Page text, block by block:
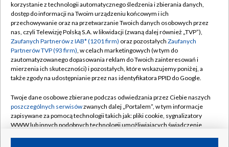
TVP
Abonament TVP
Emisja w TVP
Centrum informacji TVP
Naziemna Telewizja Cyfrowa
Rada Programowa
System NOS
Informacje o nadawcy
Regulamin TVP
Polityka prywatności
Moje zgody
Pomoc
Kontakt
Kanały
korzystanie z technologii automatycznego śledzenia i zbierania danych,
dostęp do informacji na Twoim urządzeniu końcowym i ich
przechowywanie oraz na przetwarzanie Twoich danych osobowych przez
nas, czyli Telewizję Polską S.A. w likwidacji (zwaną dalej również „TVP”),
Zaufanych Partnerów z IAB* (1201 firm) oraz pozostałych Zaufanych
Partnerów TVP (93 firm), w celach marketingowych (w tym do
zautomatyzowanego dopasowania reklam do Twoich zainteresowań i
mierzenia ich skuteczności) i pozostałych, które wskazujemy poniżej, a
także zgody na udostępnianie przez nas identyfikatora PPID do Google.
Twoje dane osobowe zbierane podczas odwiedzania przez Ciebie naszych
poszczególnych serwisówzwanych dalej „Portalem”, w tym informacje
zapisywane za pomocą technologii takich jak: pliki cookie, sygnalizatory
WWW lub innych podobnych technologii umożliwiających świadczenie